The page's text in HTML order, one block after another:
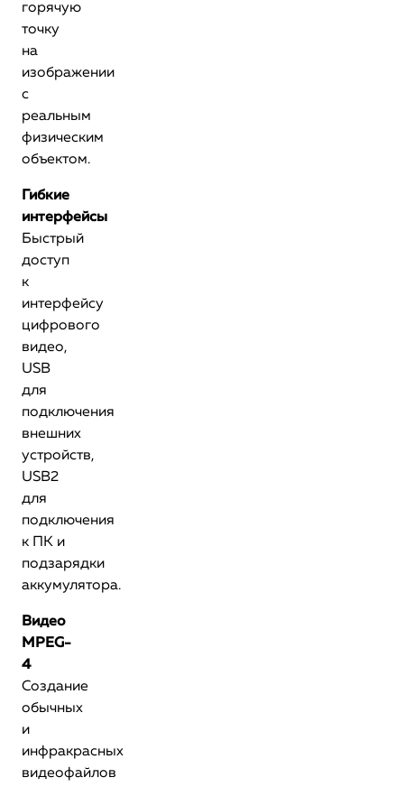
горячую
точку
на
изображении
с
реальным
физическим
объектом.
Гибкие
интерфейсы
Быстрый
доступ
к
интерфейсу
цифрового
видео,
USB
для
подключения
внешних
устройств,
USB2
для
подключения
к ПК и
подзарядки
аккумулятора.
Видео
MPEG-
4
Создание
обычных
и
инфракрасных
видеофайлов